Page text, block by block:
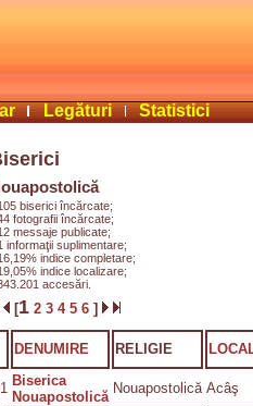
Legături Statistici
biserici încărcate;
fotografii încărcate;
messaje publicate;
informaţii suplimentare;
indice completare;
indice localizare;
accesări.
[1 2 3 4 5 6 ]
DENUMIRE RELIGIE
Biserica
Nouapostolică
Nouapostolică Acâş